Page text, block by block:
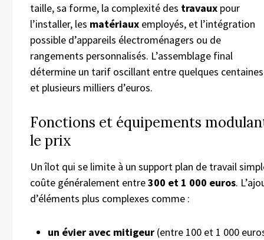
taille, sa forme, la complexité des travaux pour
l’installer, les matériaux employés, et l’intégration
possible d’appareils électroménagers ou de
rangements personnalisés. L’assemblage final
détermine un tarif oscillant entre quelques centaines
et plusieurs milliers d’euros.
Fonctions et équipements
le prix
Un îlot qui se limite à un support plan de travail
coûte généralement entre300 et 1 000 euros.
d’éléments plus complexes comme :
un évier avec mitigeur (entre 100 et 1 000